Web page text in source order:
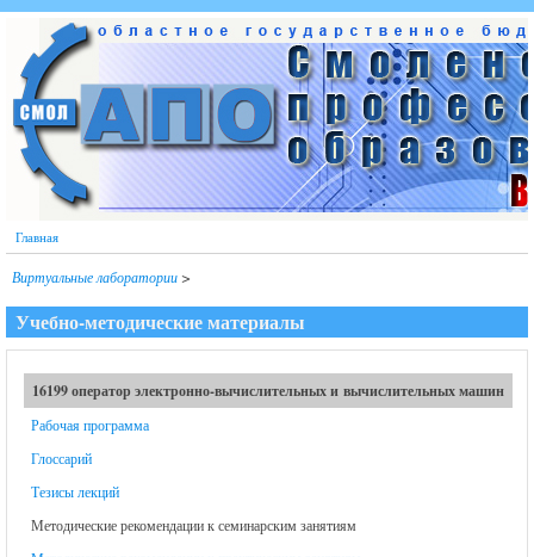
Перейти к основному содержанию
Главная
Виртуальные лаборатории >
Учебно-методические материалы
16199 оператор электронно-вычислительных и вычислительных машин
Рабочая программа
Глоссарий
Тезисы лекций
Методические рекомендации к семинарским занятиям